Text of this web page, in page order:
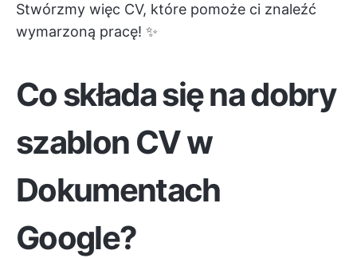
Stwórzmy więc CV, które pomoże ci znaleźć
wymarzoną pracę! ✨
Co składa się na dobry
szablon CV w
Dokumentach
Google?